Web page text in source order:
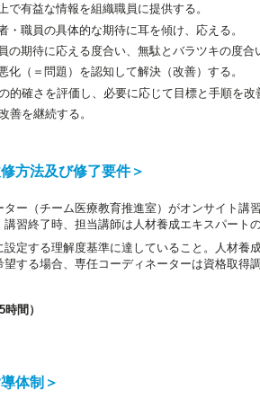
で有益な情報を組織職員に提供する。
・職員の具体的な期待に耳を傾け、応える。
の期待に応える度合い、無駄とバラツキの度合
化（＝問題）を認知して解決（改善）する。
的確さを評価し、必要に応じて目標と手順を改
善を継続する。
方法及び修了要件＞
ター（チーム医療教育推進室）がオンサイト講
習終了時、担当講師は人材養成エキスパート
設定する理解度基準に達していること。人材
する場合、専任コーディネーターは資格取得調
間）
体制＞